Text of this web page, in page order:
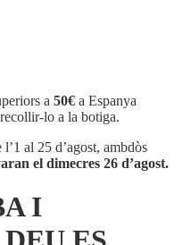
a 50€ a Espanya
lo a la botiga.
al 25 d’agost, ambdòs
el dimecres 26 d’agost.
I